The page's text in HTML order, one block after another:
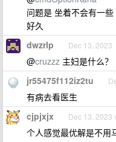
问题是 坐着不会有一
好久
dwzrlp Dec 13, 2023
@cruzzz 主妇是什么？
jr55475f112iz2tu
有病去看医生
cjpjxjx Dec 13, 2023
个人感觉最优解是不用